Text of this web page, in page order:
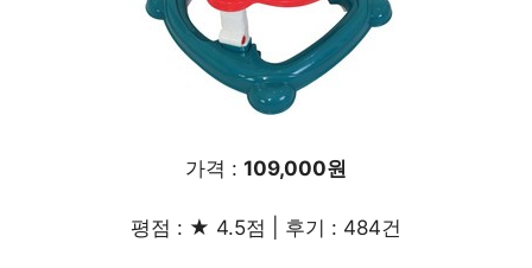
가격 : 109,000원
평점 : ★ 4.5점 | 후기 : 484건